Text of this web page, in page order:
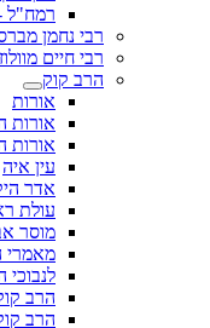
רמח"ל
רבי נחמן
רבי חיים
הרב קוק
אורות
אורות
אורות
עין איה
אדר
עולת
מוסר
מאמרי
לנבוכי
הרב
הרב